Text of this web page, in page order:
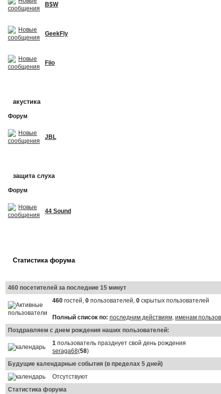
B$W
GeekFly
Fiio
акустика
Форум
JBL
защита слуха
Форум
44 Sound
Статистика форума
460 посетителей за последние 15 минут
460гостей, 0пользователей, 0скрытых пользователей
Полный список по: последним действиям, именам
Поздравляем с днем рождения наших пользователей:
1пользователь празднует свой день рождения
seraga68(58)
Будущие календарные события (в пределах 5 дней)
Отсутствуют
Статистика форума